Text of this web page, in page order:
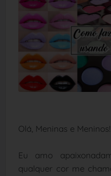
Olá, Meninas e
Eu amo
qualquer cor me